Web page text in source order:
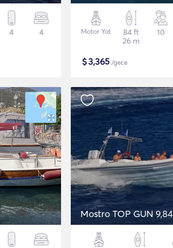
4 4 Motor Yat
84 ft
26 m
10
$3,365 /gece
Mostro TOP GUN 9,84